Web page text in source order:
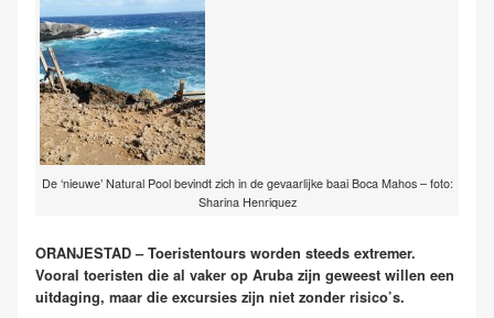
De ‘nieuwe’ Natural Pool bevindt zich in de gevaarlijke baai Boca Mahos – foto:
Sharina Henriquez
ORANJESTAD – Toeristentours worden steeds extremer.
Vooral toeristen die al vaker op Aruba zijn geweest willen een
uitdaging, maar die excursies zijn niet zonder risico’s.